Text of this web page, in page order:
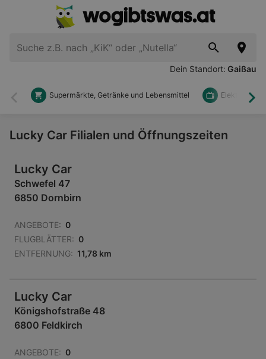
Dein Standort: Gaißau
Zurück
Supermärkte, Getränke und Lebensmittel Elektronik
Lucky Car Filialen und Öffnungszeiten
Lucky Car
Schwefel 47
6850 Dornbirn
ANGEBOTE: 0
FLUGBLÄTTER: 0
ENTFERNUNG: 11,78 km
Lucky Car
Königshofstraße 48
6800 Feldkirch
ANGEBOTE: 0